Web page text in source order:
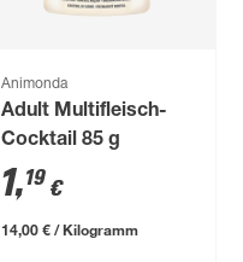
Animonda
Adult Multifleisch-
Cocktail 85 g
1,19 €
14,00 € / Kilogramm